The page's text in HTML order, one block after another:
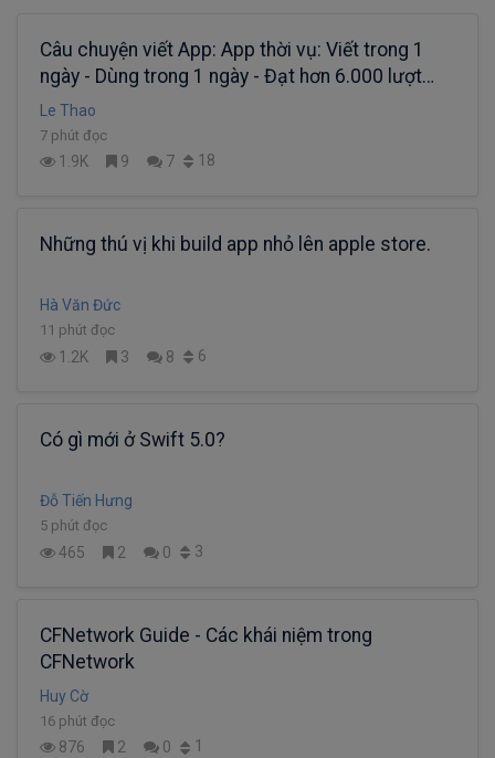
Câu chuyện viết App: App thời vụ: Viết trong 1
ngày - Dùng trong 1 ngày - Đạt hơn 6.000 lượt
download
Le Thao
7 phút đọc
1.9K 9 7 18
Những thú vị khi build app nhỏ lên apple store.
Hà Văn Đức
11 phút đọc
1.2K 3 8 6
Có gì mới ở Swift 5.0?
Đỗ Tiến Hưng
5 phút đọc
465 2 0 3
CFNetwork Guide - Các khái niệm trong
CFNetwork
Huy Cờ
16 phút đọc
876 2 0 1